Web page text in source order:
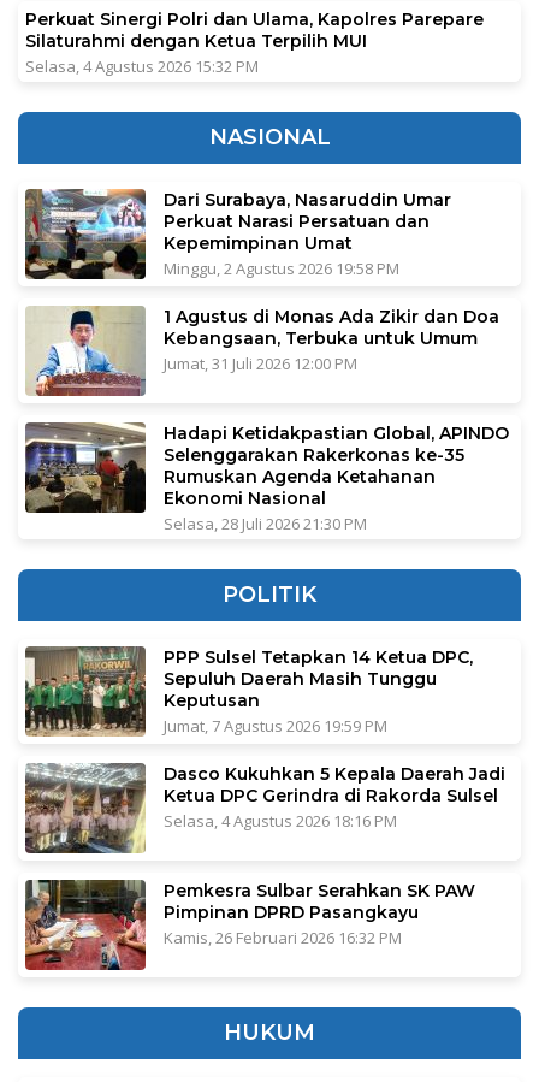
Perkuat Sinergi Polri dan Ulama, Kapolres Parepare
Silaturahmi dengan Ketua Terpilih MUI
Selasa, 4 Agustus 2026 15:32 PM
NASIONAL
Dari Surabaya, Nasaruddin Umar
Perkuat Narasi Persatuan dan
Kepemimpinan Umat
Minggu, 2 Agustus 2026 19:58 PM
1 Agustus di Monas Ada Zikir dan Doa
Kebangsaan, Terbuka untuk Umum
Jumat, 31 Juli 2026 12:00 PM
Hadapi Ketidakpastian Global, APINDO
Selenggarakan Rakerkonas ke-35
Rumuskan Agenda Ketahanan
Ekonomi Nasional
Selasa, 28 Juli 2026 21:30 PM
POLITIK
PPP Sulsel Tetapkan 14 Ketua DPC,
Sepuluh Daerah Masih Tunggu
Keputusan
Jumat, 7 Agustus 2026 19:59 PM
Dasco Kukuhkan 5 Kepala Daerah Jadi
Ketua DPC Gerindra di Rakorda Sulsel
Selasa, 4 Agustus 2026 18:16 PM
Pemkesra Sulbar Serahkan SK PAW
Pimpinan DPRD Pasangkayu
Kamis, 26 Februari 2026 16:32 PM
HUKUM